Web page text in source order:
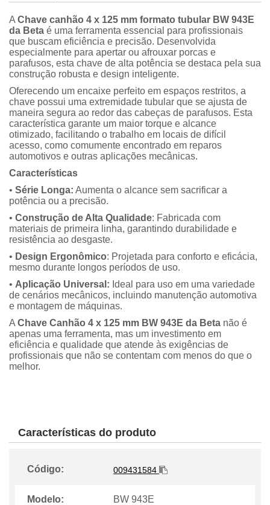
A Chave canhão 4 x 125 mm formato tubular BW 943E
da Beta é uma ferramenta essencial para profissionais
que buscam eficiência e precisão. Desenvolvida
especialmente para apertar ou afrouxar porcas e
parafusos, esta chave de alta potência se destaca pela sua
construção robusta e design inteligente.
Oferecendo um encaixe perfeito em espaços restritos, a
chave possui uma extremidade tubular que se ajusta de
maneira segura ao redor das cabeças de parafusos. Esta
característica garante um maior torque e alcance
otimizado, facilitando o trabalho em locais de difícil
acesso, como comumente encontrado em reparos
automotivos e outras aplicações mecânicas.
Características
• Série Longa: Aumenta o alcance sem sacrificar a
potência ou a precisão.
• Construção de Alta Qualidade: Fabricada com
materiais de primeira linha, garantindo durabilidade e
resistência ao desgaste.
• Design Ergonômico: Projetada para conforto e eficácia,
mesmo durante longos períodos de uso.
• Aplicação Universal: Ideal para uso em uma variedade
de cenários mecânicos, incluindo manutenção automotiva
e montagem de máquinas.
A Chave Canhão 4 x 125 mm BW 943E da Beta não é
apenas uma ferramenta, mas um investimento em
eficiência e qualidade que atende às exigências de
profissionais que não se contentam com menos do que o
melhor.
Características do produto
Código: 009431584
Modelo: BW 943E